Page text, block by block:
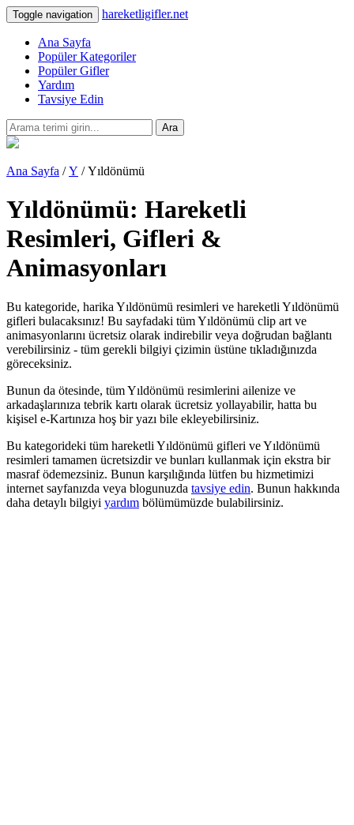
Toggle navigation hareketligifler.net
Ana Sayfa
Popüler Kategoriler
Popüler Gifler
Yardım
Tavsiye Edin
Ara
Ana Sayfa /Y / Yıldönümü
Yıldönümü: Hareketli
Resimleri, Gifleri &
Animasyonları
Bu kategoride, harika Yıldönümü resimleri ve hareketli Yıldönümü
gifleri bulacaksınız! Bu sayfadaki tüm Yıldönümü clip art ve
animasyonlarını ücretsiz olarak indirebilir veya doğrudan bağlantı
verebilirsiniz - tüm gerekli bilgiyi çizimin üstüne tıkladığınızda
göreceksiniz.
Bunun da ötesinde, tüm Yıldönümü resimlerini ailenize ve
arkadaşlarınıza tebrik kartı olarak ücretsiz yollayabilir, hatta bu
kişisel e-Kartınıza hoş bir yazı bile ekleyebilirsiniz.
Bu kategorideki tüm hareketli Yıldönümü gifleri ve Yıldönümü
resimleri tamamen ücretsizdir ve bunları kullanmak için ekstra bir
masraf ödemezsiniz. Bunun karşılığında lütfen bu hizmetimizi
internet sayfanızda veya blogunuzda tavsiye edin. Bunun hakkında
daha detaylı bilgiyi yardım bölümümüzde bulabilirsiniz.